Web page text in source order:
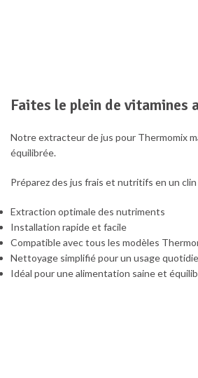
Faites le plein de vitamines
Notre extracteur de jus pour Thermomix
équilibrée.
Préparez des jus frais et nutritifs en un
Extraction optimale des nutriments
Installation rapide et facile
Compatible avec tous les modèles
Nettoyage simplifié pour un usage
Idéal pour une alimentation saine et